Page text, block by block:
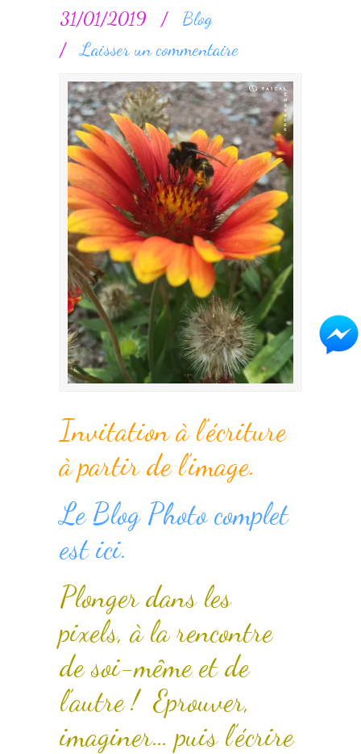
31/01/2019
/
Blog
/Laisser un commentaire
Invitation à l’écriture
à partir de l’image.
Le Blog Photo complet
est ici.
Plonger dans les
pixels, à la rencontre
de soi-même et de
l’autre ! Eprouver,
imaginer… puis l’écrire